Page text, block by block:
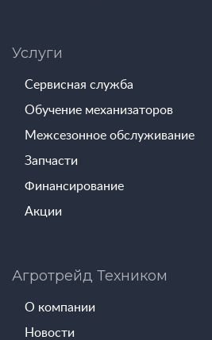
Услуги
Сервисная служба
Обучение механизаторов
Межсезонное обслуживание
Запчасти
Финансирование
Акции
Агротрейд Техником
О компании
Новости